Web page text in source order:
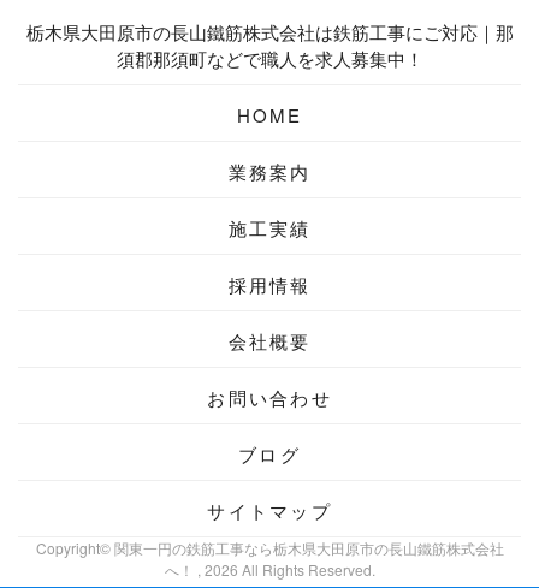
栃木県大田原市の長山鐵筋株式会社は鉄筋工事にご対応｜那
須郡那須町などで職人を求人募集中！
HOME
業務案内
施工実績
採用情報
会社概要
お問い合わせ
ブログ
サイトマップ
Copyright© 関東一円の鉄筋工事なら栃木県大田原市の長山鐵筋株式会社
へ！ , 2026 All Rights Reserved.